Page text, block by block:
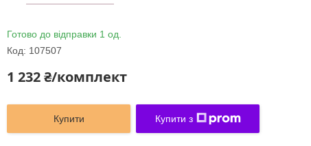
Готово до відправки 1 од.
Код: 107507
1 232 ₴/комплект
Купити Купити з